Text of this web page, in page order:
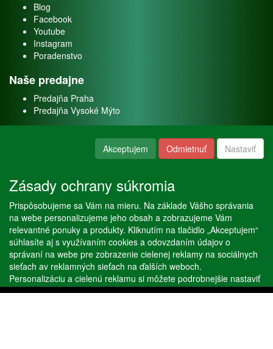
Blog
Facebook
Youtube
Instagram
Poradenstvo
Naše predajne
Predajňa Praha
Predajňa Vysoké Mýto
Naše služby
Servis
Predaj akváriových rýb
Predaj akváriových rastlín
Copyright © Stöckl spol. s r. o. 2020, powered byABRA E-shop
Akceptujem Odmietnuť Nastaviť
Zásady ochrany súkromia
Prispôsobujeme sa Vám na mieru. Na základe Vášho správania
na webe personalizujeme jeho obsah a zobrazujeme Vám
relevantné ponuky a produkty. Kliknutím na tlačidlo „Akceptujem“
súhlasíte aj s využívaním cookies a odovzdaním údajov o
správaní na webe pre zobrazenie cielenej reklamy na sociálnych
sieťach av reklamných sieťach na ďalších weboch.
Personalizáciu a cielenú reklamu si môžete podrobnejšie nastaviť
alebo kedykoľvek vypnúť po kliknutí na tlačidlo „Nastaviť“.